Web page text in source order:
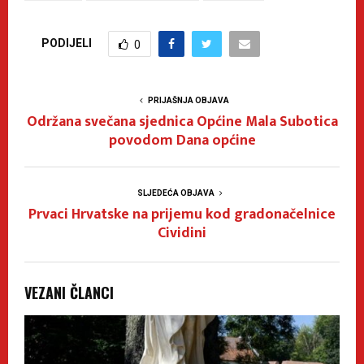
PODIJELI 0
PRIJAŠNJA OBJAVA
Održana svečana sjednica Općine Mala Subotica
povodom Dana općine
SLJEDEĆA OBJAVA
Prvaci Hrvatske na prijemu kod gradonačelnice
Cividini
VEZANI ČLANCI